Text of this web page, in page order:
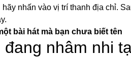
hãy nhấn vào vị trí thanh địa chỉ.
bài hát mà bạn chưa biết tên
đang nhâm nhi